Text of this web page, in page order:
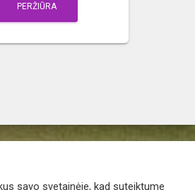
PERŽIŪRA
APIE VAISTINĘ MANO PASKYRA
savo svetainėje, kad suteiktume